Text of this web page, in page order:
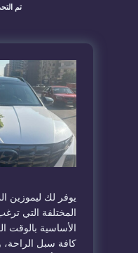
تم
يوفر لك ليموزين
المختلفة التي
الأساسية بالوقت
كافة سبل الراحة،